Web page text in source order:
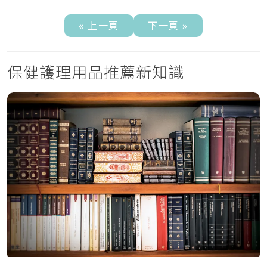
« 上一頁 下一頁 »
保健護理用品推薦新知識